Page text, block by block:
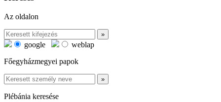
Az oldalon
google
weblap
Főegyházmegyei papok
Plébánia keresése